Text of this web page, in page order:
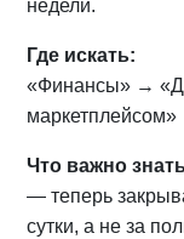
недели.
Где искать:
«Финансы» →
маркетплейсом»
Что важно
— теперь
сутки, а не за